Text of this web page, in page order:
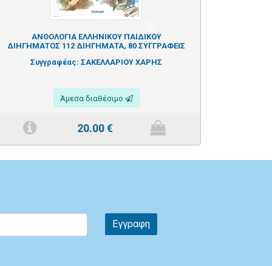
ΑΝΘΟΛΟΓΙΑ ΕΛΛΗΝΙΚΟΥ ΠΑΙΔΙΚΟΥ
ΔΙΗΓΗΜΑΤΟΣ 112 ΔΙΗΓΗΜΑΤΑ, 80 ΣΥΓΓΡΑΦΕΙΣ
Συγγραφέας: ΣΑΚΕΛΛΑΡΙΟΥ ΧΑΡΗΣ
Άμεσα διαθέσιμο
20.00€
Next
Εγγραφη